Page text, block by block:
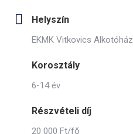
Helyszín
EKMK Vitkovics Alkotóház
Korosztály
6-14 év
Részvételi díj
20 000 Ft/fő